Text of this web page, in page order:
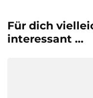
Für dich
interessant …